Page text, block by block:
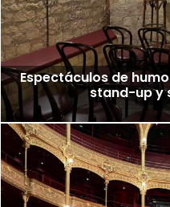
Espectáculos de
stand-up y